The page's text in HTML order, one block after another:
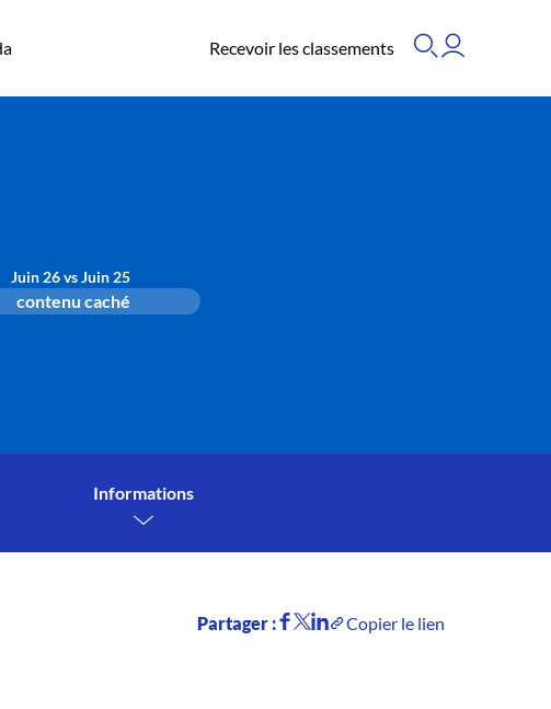
Recevoir les classements
Juin 26 vs Juin 25
contenu caché
Informations
Partager : Copier le lien